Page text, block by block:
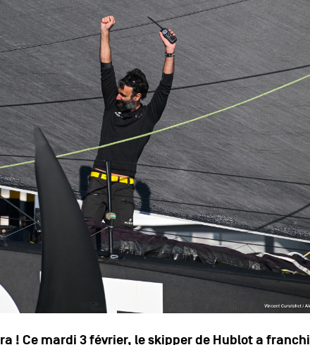
! Ce mardi 3 février, le skipper de Hublot a franchi